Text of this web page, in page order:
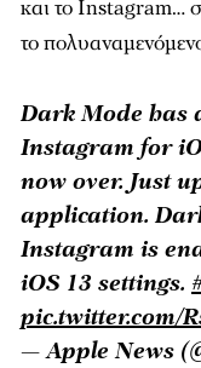
και το Instagram…
το
Dark Mode has
Instagram for
now over. Just
application.
Instagram is
iOS 13 settings.
pic.twitter.com/
— Apple News